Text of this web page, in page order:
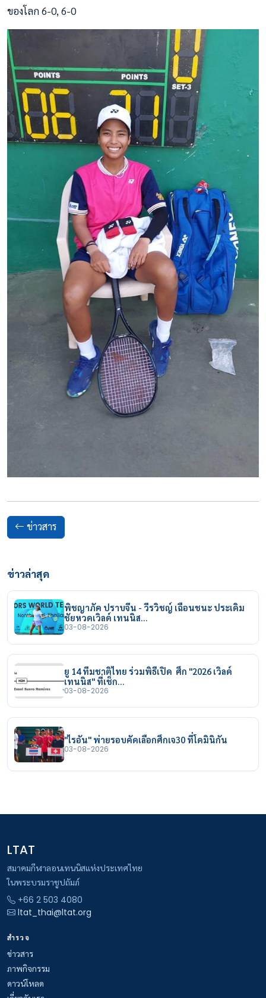
ของโลก 6-0, 6-0
ข่าวสาร
ข่าวล่าสุด
พิชญาภัค ปราบจีน - วีรวิชญ์ เฉือนชนะ ประเดิม
ชัยหวดเวิลด์ เทนนิส…
03-08-2026
ยู 14 ทีมชาติไทย ร่วมพิธีเปิด ศึก "2026 เวิลด์
เทนนิส" ที่เช็ก…
03-08-2026
"ไรอัน" พ่ายรอบคัดเลือกศึกเจ30 ที่โดมินิกัน
03-08-2026
LTAT
สมาคมกีฬาลอนเทนนิสแห่งประเทศไทย
ในพระบรมราชูปถัมภ์
+66 2 503 4080
ltat_thai@ltat.org
สำรวจ
ข่าวสาร
ภาพกิจกรรม
ดาวน์โหลด